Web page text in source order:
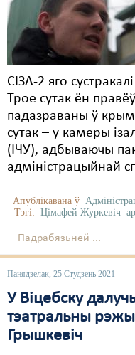
СІЗА-2 яго
Трое сутак ён
падазраваны ў
сутак – у камеры
(ІЧУ), адбываючы
адміністрацыйнай
Апублікавана ў
Тэгі: Цімафей Журкевіч
Падрабязьней ...
Панядзелак, 25 Студзень 2021
У Віцебску
тэатральны
Грышкевіч